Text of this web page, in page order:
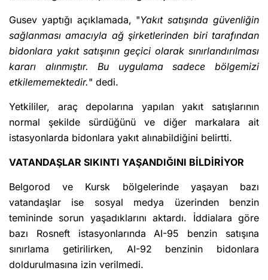
Gusev yaptığı açıklamada, "Yakıt satışında güvenliğin
sağlanması amacıyla ağ şirketlerinden biri tarafından
bidonlara yakıt satışının geçici olarak sınırlandırılması
kararı alınmıştır. Bu uygulama sadece bölgemizi
etkilememektedir." dedi.
Yetkililer, araç depolarına yapılan yakıt satışlarının
normal şekilde sürdüğünü ve diğer markalara ait
istasyonlarda bidonlara yakıt alınabildiğini belirtti.
VATANDAŞLAR SIKINTI YAŞANDIĞINI BİLDİRİYOR
Belgorod ve Kursk bölgelerinde yaşayan bazı
vatandaşlar ise sosyal medya üzerinden benzin
temininde sorun yaşadıklarını aktardı. İddialara göre
bazı Rosneft istasyonlarında AI-95 benzin satışına
sınırlama getirilirken, AI-92 benzinin bidonlara
doldurulmasına izin verilmedi.